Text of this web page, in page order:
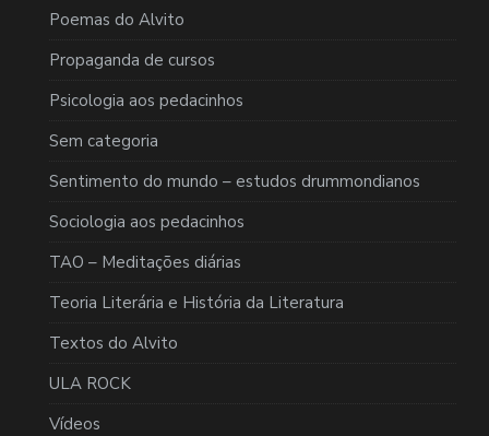
Poemas do Alvito
Propaganda de cursos
Psicologia aos pedacinhos
Sem categoria
Sentimento do mundo – estudos drummondianos
Sociologia aos pedacinhos
TAO – Meditações diárias
Teoria Literária e História da Literatura
Textos do Alvito
ULA ROCK
Vídeos